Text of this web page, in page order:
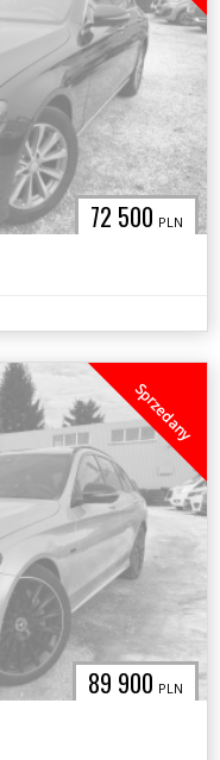
72 500 PLN
89 900 PLN
Sprzedany